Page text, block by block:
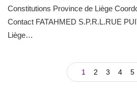
Constitutions Province de Liège
Contact FATAHMED S.P.R.L.RUE
Liège…
1 2 3 4 5